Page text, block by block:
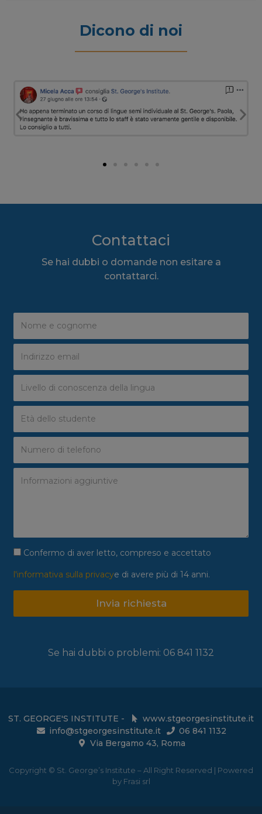
Dicono di noi
Contattaci
Se hai dubbi o domande non esitare a
contattarci.
Confermo di aver letto, compreso e accettato
l'informativa sulla privacye di avere più di 14 anni.
Invia richiesta
Se hai dubbi o problemi: 06 841 1132
ST. GEORGE'S INSTITUTE -
www.stgeorgesinstitute.it
info@stgeorgesinstitute.it
06 841 1132
Via Bergamo 43, Roma
Copyright © St. George’s Institute – All Right Reserved | Powered
by Frasi srl